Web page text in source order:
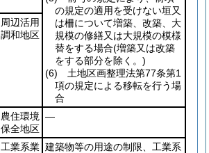
の規定の適用を受けない垣又
は柵について増築、改築、大
規模の修繕又は大規模の模様
替をする場合(増築又は改築
をする部分を除く。)
(6) 土地区画整理法第77条第1
項の規定による移転を行う場
合
周辺活用
調和地区
農住環境
保全地区
―
工業系業 建築物等の用途の制限、工業系